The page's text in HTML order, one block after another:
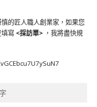
的匠人職人創業家，如果您
寫 <採訪單> ，我將盡快規